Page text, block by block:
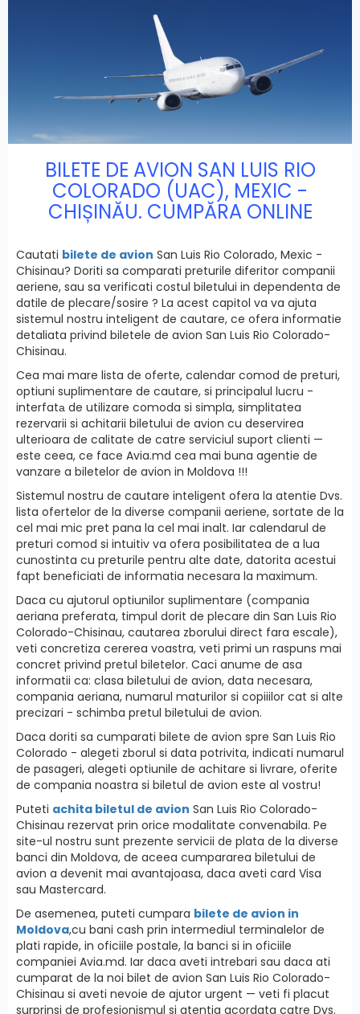
BILETE DE AVION SAN LUIS RIO
COLORADO (UAC), MEXIC -
CHIȘINĂU. CUMPĂRA ONLINE
Cautati bilete de avion San Luis Rio Colorado, Mexic -
Chisinau? Doriti sa comparati preturile diferitor companii
aeriene, sau sa verificati costul biletului in dependenta de
datile de plecare/sosire ? La acest capitol va va ajuta
sistemul nostru inteligent de cautare, ce ofera informatie
detaliata privind biletele de avion San Luis Rio Colorado-
Chisinau.
Cea mai mare lista de oferte, calendar comod de preturi,
optiuni suplimentare de cautare, si principalul lucru -
interfatа de utilizare comoda si simpla, simplitatea
rezervarii si achitarii biletului de avion cu deservirea
ulterioara de calitate de catre serviciul suport clienti —
este ceea, ce face Avia.md cea mai buna agentie de
vanzare a biletelor de avion in Moldova !!!
Sistemul nostru de cautare inteligent ofera la atentie Dvs.
lista ofertelor de la diverse companii aeriene, sortate de la
cel mai mic pret pana la cel mai inalt. Iar calendarul de
preturi comod si intuitiv va ofera posibilitatea de a lua
cunostinta cu preturile pentru alte date, datorita acestui
fapt beneficiati de informatia necesara la maximum.
Daca cu ajutorul optiunilor suplimentare (compania
aeriana preferata, timpul dorit de plecare din San Luis Rio
Colorado-Chisinau, cautarea zborului direct fara escale),
veti concretiza cererea voastra, veti primi un raspuns mai
concret privind pretul biletelor. Caci anume de asa
informatii ca: clasa biletului de avion, data necesara,
compania aeriana, numarul maturilor si copiiilor cat si alte
precizari - schimba pretul biletului de avion.
Daca doriti sa cumparati bilete de avion spre San Luis Rio
Colorado - alegeti zborul si data potrivita, indicati numarul
de pasageri, alegeti optiunile de achitare si livrare, oferite
de compania noastra si biletul de avion este al vostru!
Puteti achita biletul de avion San Luis Rio Colorado-
Chisinau rezervat prin orice modalitate convenabila. Pe
site-ul nostru sunt prezente servicii de plata de la diverse
banci din Moldova, de aceea cumpararea biletului de
avion a devenit mai avantajoasa, daca aveti card Visa
sau Mastercard.
De asemenea, puteti cumpara bilete de avion in
Moldova,cu bani cash prin intermediul terminalelor de
plati rapide, in oficiile postale, la banci si in oficiile
companiei Avia.md. Iar daca aveti intrebari sau daca ati
cumparat de la noi bilet de avion San Luis Rio Colorado-
Chisinau si aveti nevoie de ajutor urgent — veti fi placut
surprinsi de profesionismul si atentia acordata catre Dvs.